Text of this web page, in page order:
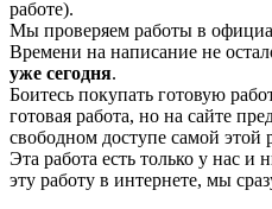
работе).
Мы проверяем работы в
Времени на написание не
уже сегодня.
Боитесь покупать готовую
готовая работа, но на сайте
свободном доступе самой этой
Эта работа есть только у нас
эту работу в интернете, мы